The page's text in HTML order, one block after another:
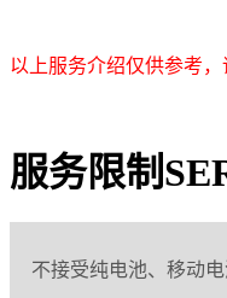
以上服务介绍仅供参考，
服务限制
不接受纯电池、移动